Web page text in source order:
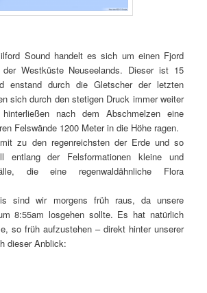
Sound handelt es sich um einen Fjord
Westküste Neuseelands. Dieser ist 15
enstand durch die Gletscher der letzten
sich durch den stetigen Druck immer weiter
nach dem Abschmelzen eine
Felswände 1200 Meter in die Höhe ragen.
zu den regenreichsten der Erde und so
entlang der Felsformationen kleine und
die eine regenwaldähnliche Flora
sind wir morgens früh raus, da unsere
8:55am losgehen sollte. Es hat natürlich
so früh aufzustehen – direkt hinter unserer
dieser Anblick: